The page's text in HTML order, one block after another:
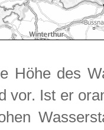
Höhe des
vor. Ist er